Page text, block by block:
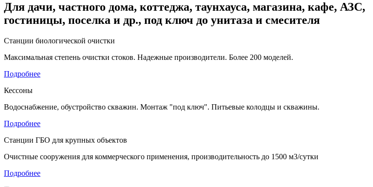
Для дачи, частного дома, коттеджа, таунхауса, магазина, кафе, АЗС,
гостиницы, поселка и др., под ключ до унитаза и смесителя
Станции биологической очистки
Максимальная степень очистки стоков. Надежные производители. Более 200 моделей.
Подробнее
Кессоны
Водоснабжение, обустройство скважин. Монтаж "под ключ". Питьевые колодцы и скважины.
Подробнее
Станции ГБО для крупных объектов
Очистные сооружения для коммерческого применения, производительность до 1500 м3/сутки
Подробнее